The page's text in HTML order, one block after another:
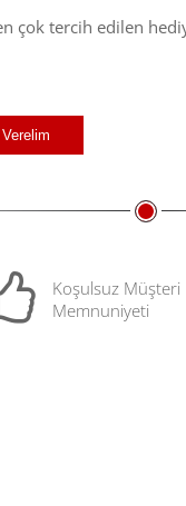
çok tercih edilen
Koşulsuz Müşteri
Memnuniyeti